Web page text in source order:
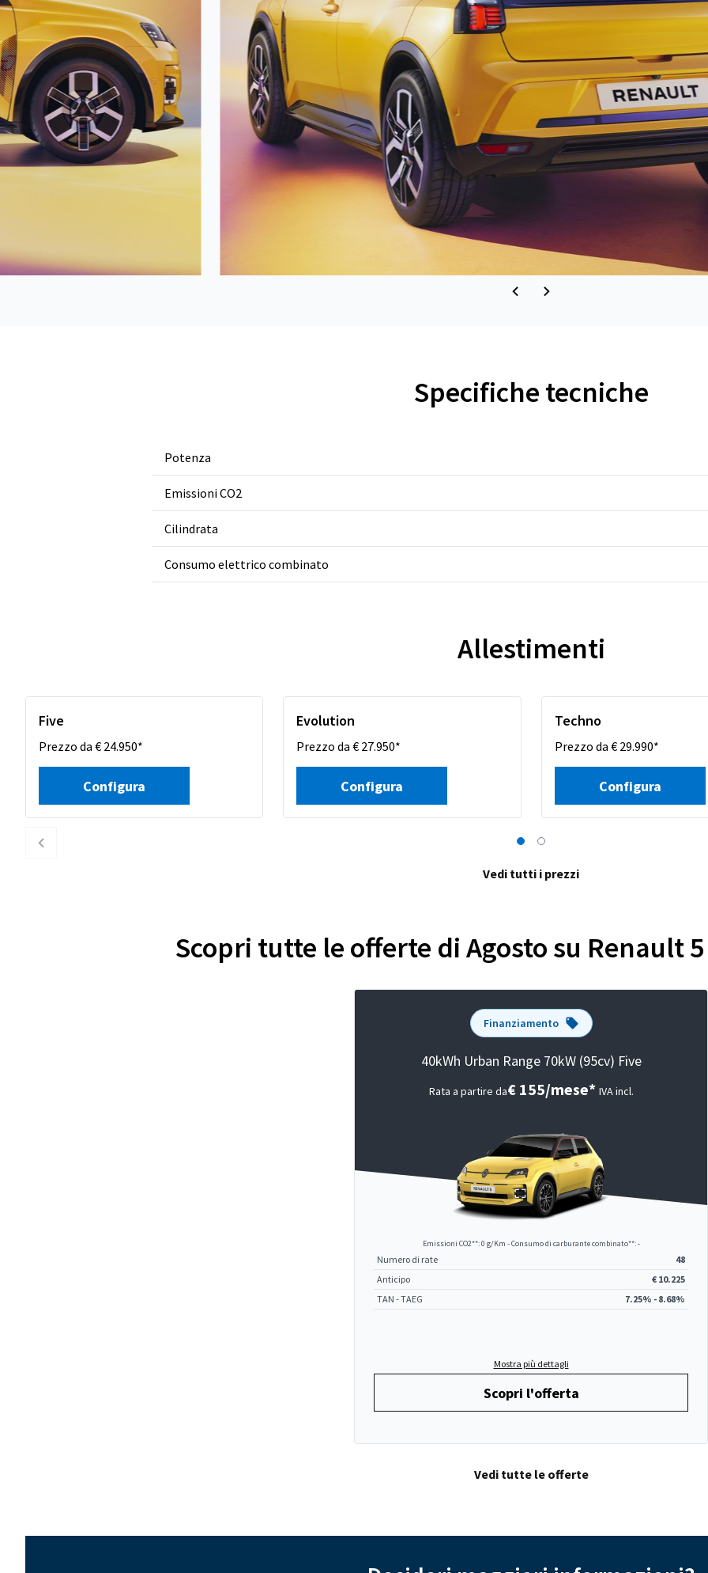
Specifiche tecniche
Potenza
Emissioni CO2
Cilindrata
Consumo elettrico combinato
Allestimenti
Five
Prezzo da € 24.950*
Configura
Evolution
Prezzo da € 27.950*
Configura
Techno
Prezzo da € 29.990*
Configura
Vedi tutti i prezzi
Scopri tutte le offerte di Agosto su Renault
Finanziamento
40kWh Urban Range 70kW (95cv) Five
Rata a partire da€ 155/mese* IVA incl.
Emissioni CO2**: 0 g/Km - Consumo di carburante combinato**: -
Numero di rate
48
Anticipo
€ 10.225
TAN - TAEG
7.25% - 8.68%
Mostra più dettagli
Scopri l'offerta
Vedi tutte le offerte